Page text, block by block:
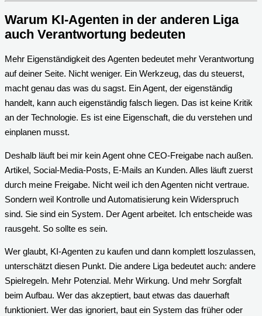
Warum KI-Agenten in der anderen Liga
auch Verantwortung bedeuten
Mehr Eigenständigkeit des Agenten bedeutet mehr Verantwortung
auf deiner Seite. Nicht weniger. Ein Werkzeug, das du steuerst,
macht genau das was du sagst. Ein Agent, der eigenständig
handelt, kann auch eigenständig falsch liegen. Das ist keine Kritik
an der Technologie. Es ist eine Eigenschaft, die du verstehen und
einplanen musst.
Deshalb läuft bei mir kein Agent ohne CEO-Freigabe nach außen.
Artikel, Social-Media-Posts, E-Mails an Kunden. Alles läuft zuerst
durch meine Freigabe. Nicht weil ich den Agenten nicht vertraue.
Sondern weil Kontrolle und Automatisierung kein Widerspruch
sind. Sie sind ein System. Der Agent arbeitet. Ich entscheide was
rausgeht. So sollte es sein.
Wer glaubt, KI-Agenten zu kaufen und dann komplett loszulassen,
unterschätzt diesen Punkt. Die andere Liga bedeutet auch: andere
Spielregeln. Mehr Potenzial. Mehr Wirkung. Und mehr Sorgfalt
beim Aufbau. Wer das akzeptiert, baut etwas das dauerhaft
funktioniert. Wer das ignoriert, baut ein System das früher oder